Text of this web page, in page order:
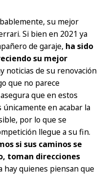
su mejor
Si bien en 2021 ya
de garaje, ha sido
su mejor
noticias de su renovación
que no parece
que en estos
en acabar la
por lo que se
llegue a su fin.
si sus caminos se
toman direcciones
hay quienes piensan que